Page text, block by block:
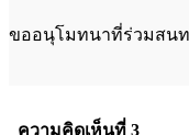
ขออนุโมทนาที่ร่วมสน
ความคิดเห็นที่ 3